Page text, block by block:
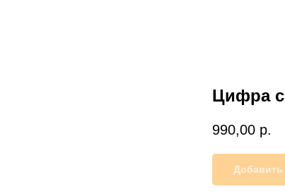
Цифра
990,00 р.
Добавить